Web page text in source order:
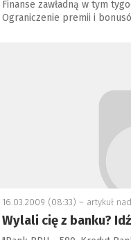
Finanse zawładną w tym
Ograniczenie premii i
16.03.2009 (08:33) – artykuł
Wylali cię z banku?